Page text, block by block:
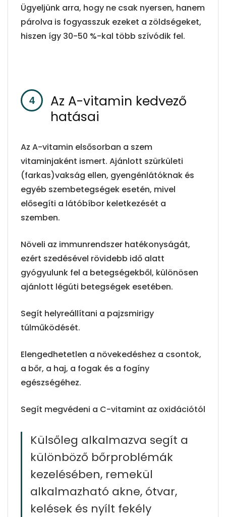
Ügyeljünk arra, hogy ne csak nyersen, hanem
párolva is fogyasszuk ezeket a zöldségeket,
hiszen így 30-50 %-kal több szívódik fel.
Az A-vitamin kedvező
hatásai
Az A-vitamin elsősorban a szem
vitaminjaként ismert. Ajánlott szürkületi
(farkas)vakság ellen, gyengénlátóknak és
egyéb szembetegségek esetén, mivel
elősegíti a látóbíbor keletkezését a
szemben.
Növeli az immunrendszer hatékonyságát,
ezért szedésével rövidebb idő alatt
gyógyulunk fel a betegségekből, különösen
ajánlott légúti betegségek esetében.
Segít helyreállítani a pajzsmirigy
túlműködését.
Elengedhetetlen a növekedéshez a csontok,
a bőr, a haj, a fogak és a fogíny
egészségéhez.
Segít megvédeni a C-vitamint az oxidációtól
Külsőleg alkalmazva segít a
különböző bőrproblémák
kezelésében, remekül
alkalmazható akne, ótvar,
kelések és nyílt fekély